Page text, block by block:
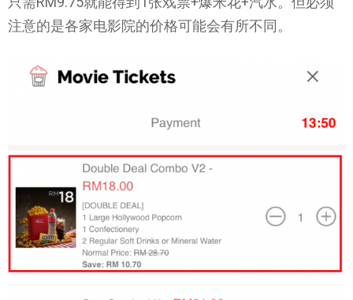
注意的是各家电影院的价格可能会有所不同。